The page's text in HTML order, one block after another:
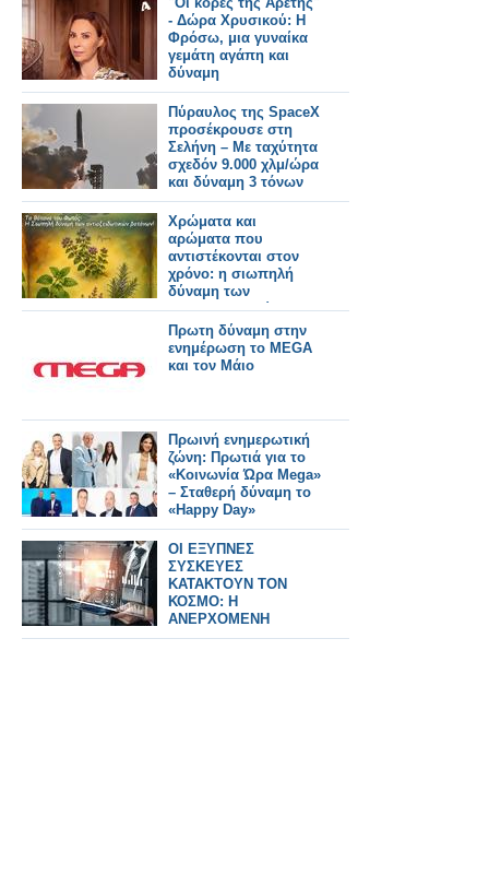
- Δώρα Χρυσικού: Η
Φρόσω, μια γυναίκα
γεμάτη αγάπη και
δύναμη
Πύραυλος της SpaceX
προσέκρουσε στη
Σελήνη – Με ταχύτητα
σχεδόν 9.000 χλμ/ώρα
και δύναμη 3 τόνων
ΤΝΤ
Χρώματα και
αρώματα που
αντιστέκονται στον
χρόνο: η σιωπηλή
δύναμη των
αντιοξειδωτικών
βοτάνων.
Πρωτη δύναμη στην
ενημέρωση το MEGA
και τον Μάιο
Πρωινή ενημερωτική
ζώνη: Πρωτιά για το
«Κοινωνία Ώρα Mega»
– Σταθερή δύναμη το
«Happy Day»
ΟΙ ΕΞΥΠΝΕΣ
ΣΥΣΚΕΥΕΣ
ΚΑΤΑΚΤΟΥΝ ΤΟΝ
ΚΟΣΜΟ: Η
ΑΝΕΡΧΟΜΕΝΗ
ΔΥΝΑΜΗ ΤΟΥ IoT